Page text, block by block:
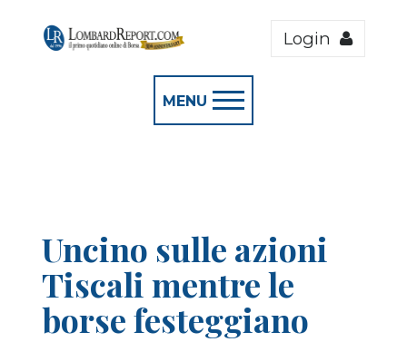
Login
MENU
Uncino sulle azioni
Tiscali mentre le
borse festeggiano